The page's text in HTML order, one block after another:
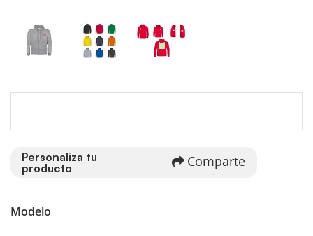
Personaliza tu
producto
Comparte
Modelo